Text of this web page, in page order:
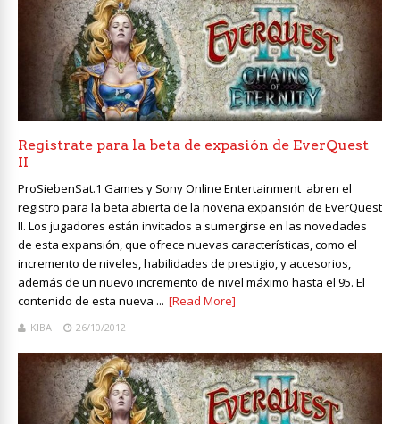
Registrate para la beta de expasión de EverQuest
II
ProSiebenSat.1 Games y Sony Online Entertainment abren el
registro para la beta abierta de la novena expansión de EverQuest
II. Los jugadores están invitados a sumergirse en las novedades
de esta expansión, que ofrece nuevas características, como el
incremento de niveles, habilidades de prestigio, y accesorios,
además de un nuevo incremento de nivel máximo hasta el 95. El
contenido de esta nueva ... [Read More]
KIBA 26/10/2012